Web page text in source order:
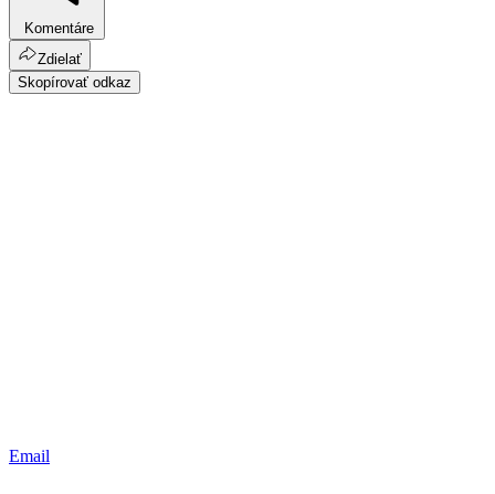
Komentáre
Zdielať
Skopírovať odkaz
Email